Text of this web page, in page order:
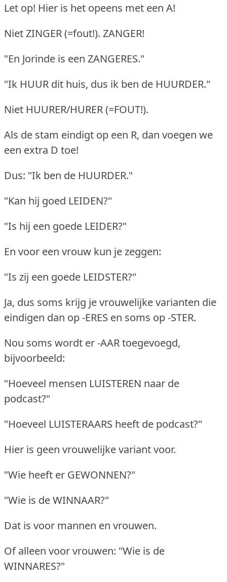
Let op! Hier is het opeens met een A!
Niet ZINGER (=fout!). ZANGER!
"En Jorinde is een ZANGERES."
"Ik HUUR dit huis, dus ik ben de HUURDER."
Niet HUURER/HURER (=FOUT!).
Als de stam eindigt op een R, dan voegen we
een extra D toe!
Dus: "Ik ben de HUURDER."
"Kan hij goed LEIDEN?"
"Is hij een goede LEIDER?"
En voor een vrouw kun je zeggen:
"Is zij een goede LEIDSTER?"
Ja, dus soms krijg je vrouwelijke varianten die
eindigen dan op -ERES en soms op -STER.
Nou soms wordt er -AAR toegevoegd,
bijvoorbeeld:
"Hoeveel mensen LUISTEREN naar de
podcast?"
"Hoeveel LUISTERAARS heeft de podcast?"
Hier is geen vrouwelijke variant voor.
"Wie heeft er GEWONNEN?"
"Wie is de WINNAAR?"
Dat is voor mannen en vrouwen.
Of alleen voor vrouwen: "Wie is de
WINNARES?"